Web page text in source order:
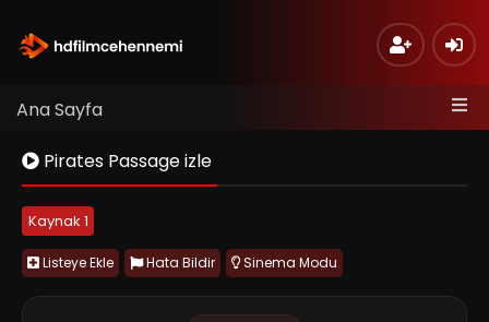
Ana Sayfa
Pirates Passage izle
Kaynak 1
Listeye Ekle Hata Bildir Sinema Modu